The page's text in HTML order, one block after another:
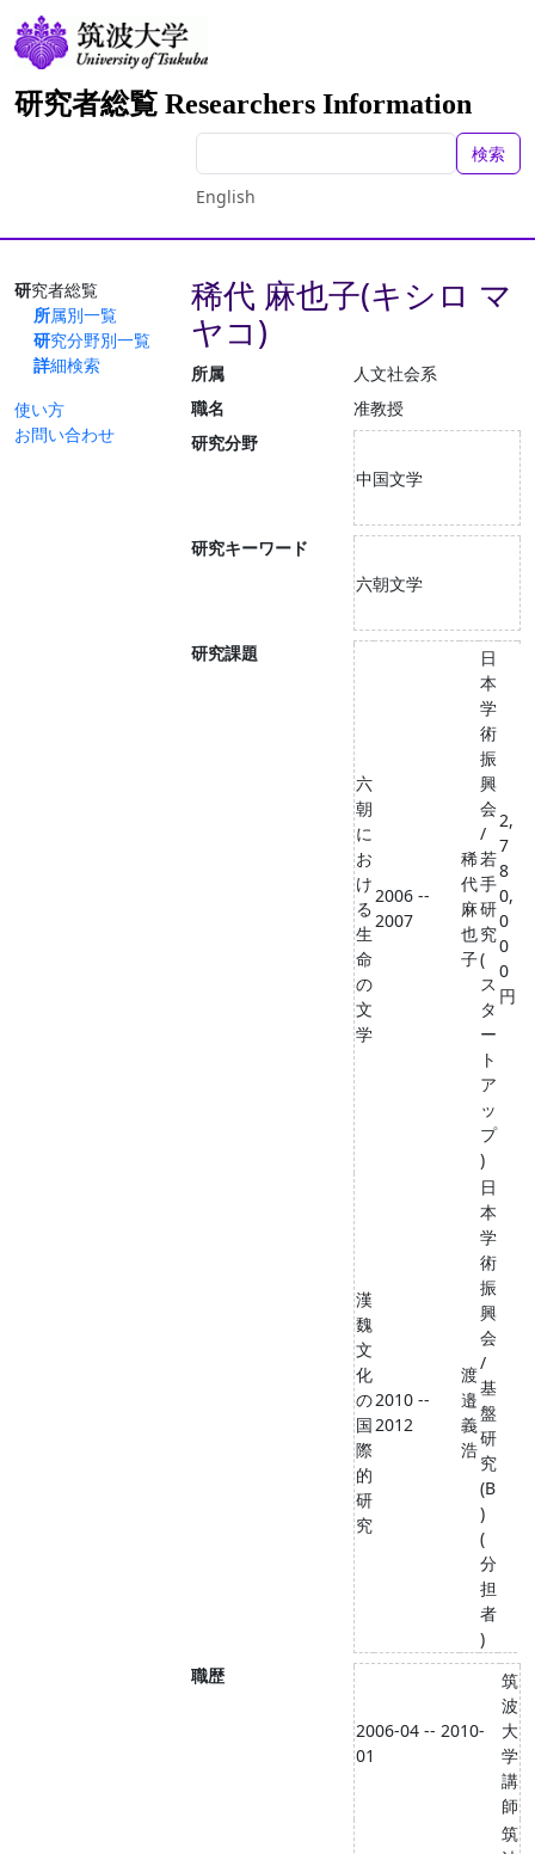
研究者総覧 Researchers Information
検索
English
研究者総覧
所属別一覧
研究分野別一覧
詳細検索
使い方
お問い合わせ
稀代 麻也子(キシロ マ
ヤコ)
所属
人文社会系
職名
准教授
研究分野
中国文学
研究キーワード
六朝文学
研究課題
六
朝
に
お
け
る
生
命
の
文
学
2006 --
2007
稀
代
麻
也
子
日
本
学
術
振
興
会
/
若
手
研
究
(
ス
タ
ー
ト
ア
ッ
プ
)
2,
7
8
0,
0
0
0
円
漢
魏
文
化
の
国
際
的
研
究
2010 --
2012
渡
邉
義
浩
日
本
学
術
振
興
会
/
基
盤
研
究
(B
)
(
分
担
者
)
職歴
2006-04 -- 2010-
01
筑
波
大
学
講
師
筑